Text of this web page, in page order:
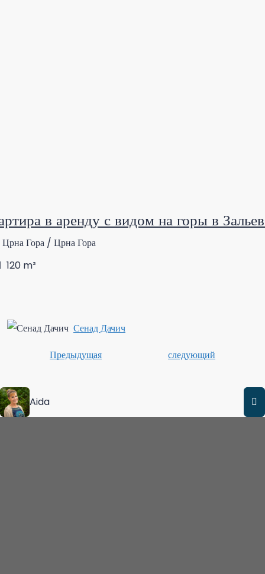
в аренду с видом на горы в
Гора / Црна Гора
120 m²
Сенад Дачич
Предыдущая
следующий
Aida